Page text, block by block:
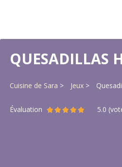
QUESADILLAS
Cuisine de Sara Jeux
Évaluation 5.0